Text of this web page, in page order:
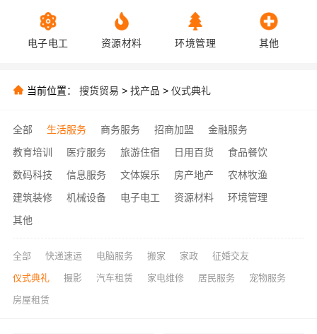
电子电工 资源材料 环境管理 其他
当前位置： 搜货贸易 > 找产品 > 仪式典礼
全部 生活服务 商务服务 招商加盟
金融服务
教育培训
医疗服务 旅游住宿 日用百货
食品餐饮
数码科技
信息服务 文体娱乐 房产地产
农林牧渔
建筑装修
机械设备 电子电工 资源材料
环境管理
其他
全部 快递速运 电脑服务 搬家 家政 征婚交友
仪式典礼 摄影 汽车租赁 家电维修 居民服务 宠物服务
房屋租赁